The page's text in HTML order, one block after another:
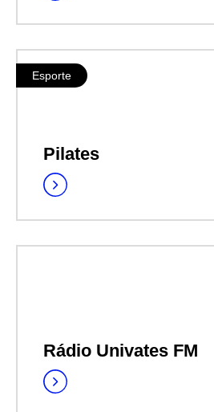
Esporte
Pilates
Rádio Univates FM